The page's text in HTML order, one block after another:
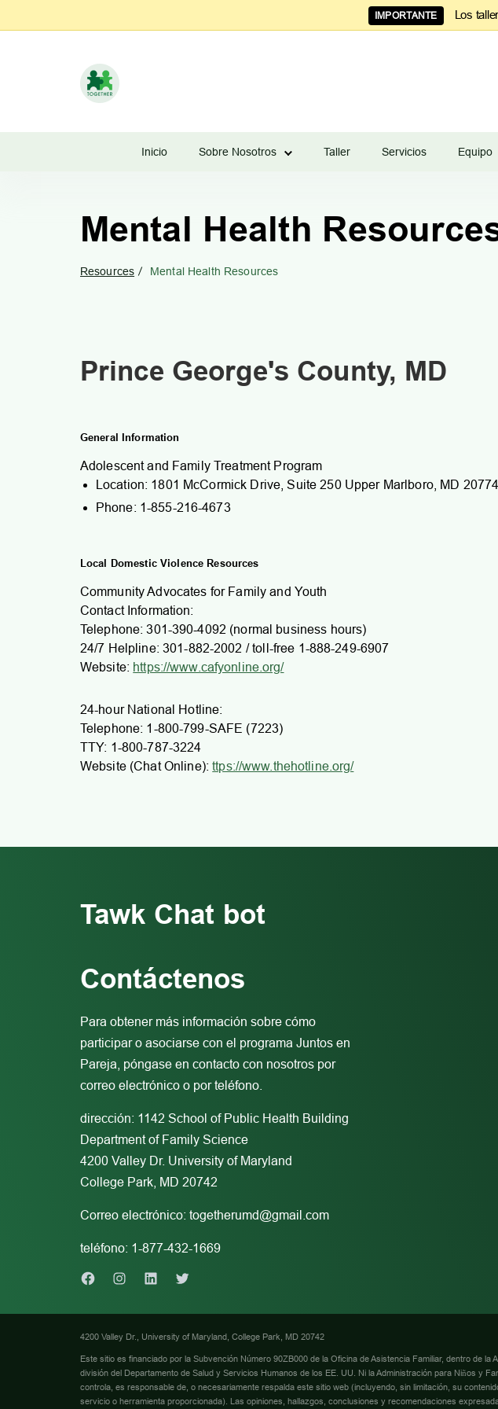
IMPORTANTE Los
Inicio Sobre Nosotros Taller Servicios Equipo
Mental Health
Resources Mental Health Resources
Prince George's County, MD
General Information
Adolescent and Family Treatment Program
Location: 1801 McCormick Drive, Suite 250 Upper Marlboro, MD 20774
Phone: 1-855-216-4673
Local Domestic Violence Resources
Community Advocates for Family and Youth
Contact Information:
Telephone: 301-390-4092 (normal business hours)
24/7 Helpline: 301-882-2002 / toll-free 1-888-249-6907
Website: https://www.cafyonline.org/
24-hour National Hotline:
Telephone: 1-800-799-SAFE (7223)
TTY: 1-800-787-3224
Website (Chat Online):ttps://www.thehotline.org/
Tawk Chat bot
Contáctenos
Para obtener más información sobre cómo
participar o asociarse con el programa Juntos en
Pareja, póngase en contacto con nosotros por
correo electrónico o por teléfono.
dirección: 1142 School of Public Health Building
Department of Family Science
4200 Valley Dr. University of Maryland
College Park, MD 20742
Correo electrónico: togetherumd@gmail.com
teléfono: 1-877-432-1669
FacebookInstagramLinkedinTwitter
4200 Valley Dr., University of Maryland, College Park, MD 20742
Este sitio es financiado por la Subvención Número 90ZB000 de la Oficina de Asistencia Familiar, dentro de la
división del Departamento de Salud y Servicios Humanos de los EE. UU. Ni la Administración para Niños y
controla, es responsable de, o necesariamente respalda este sitio web (incluyendo, sin limitación, su
servicio o herramienta proporcionada). Las opiniones, hallazgos, conclusiones y recomendaciones